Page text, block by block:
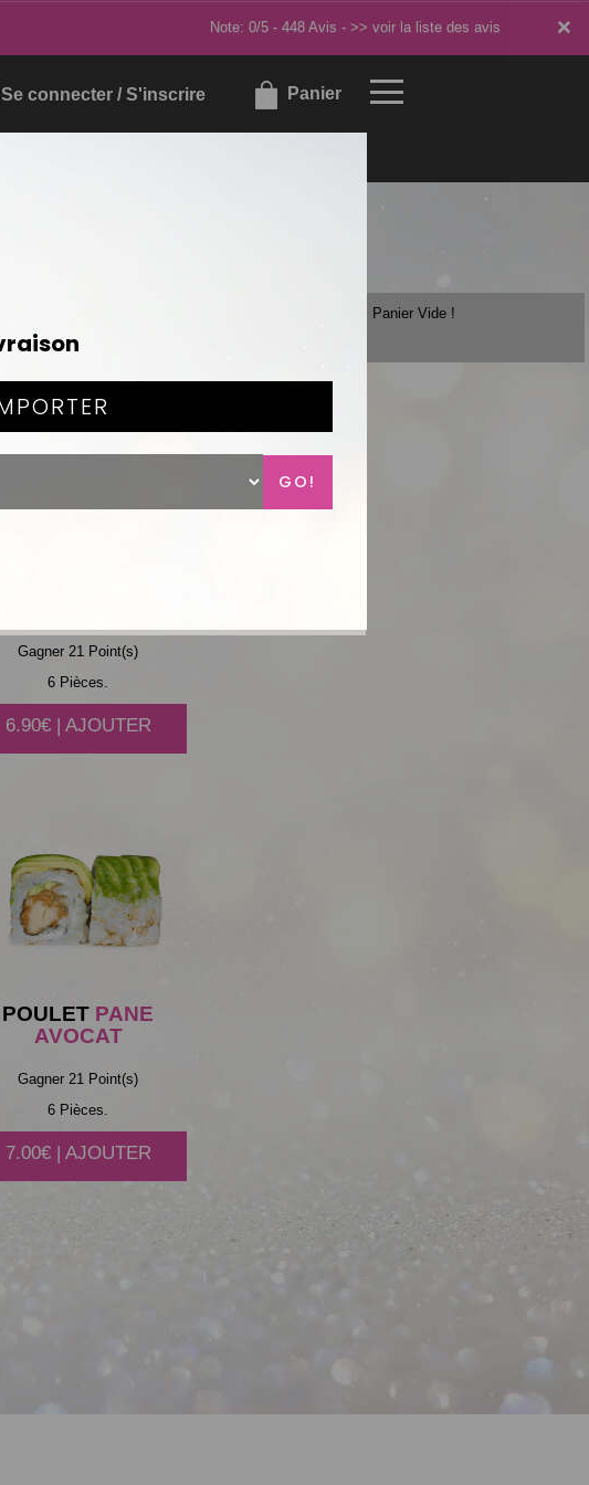
×
Note: 0/5 - 448 Avis - >> voir la liste des avis
Se connecter / S'inscrire Panier
×
Gagner 21 Point(s)
6 Pièces.
6.90€ | AJOUTER
POULET PANE
AVOCAT
Gagner 21 Point(s)
6 Pièces.
7.00€ | AJOUTER
Panier Vide !